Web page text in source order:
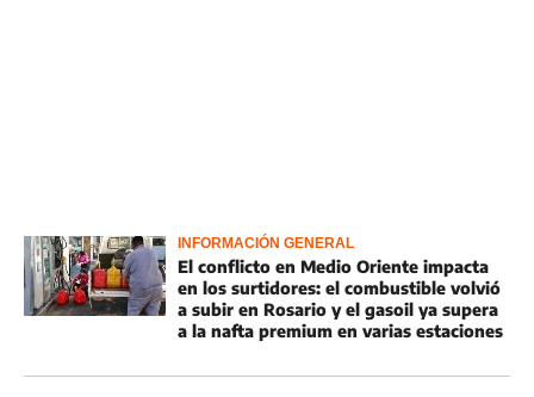
INFORMACIÓN GENERAL
El conflicto en Medio Oriente impacta
en los surtidores: el combustible volvió
a subir en Rosario y el gasoil ya supera
a la nafta premium en varias estaciones